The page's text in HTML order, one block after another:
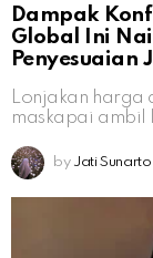
Dampak
Global Ini
Penyesuaian
Lonjakan harga
maskapai ambil
by Jati Sunarto